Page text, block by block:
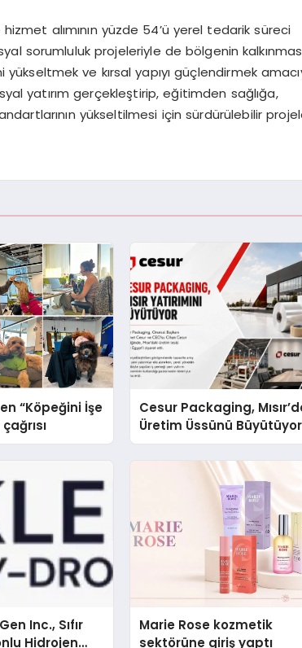
alımının yüzde 54’ü yerel tedarik süreci
sorumluluk projeleriyle de bölgenin
ve kırsal yapıyı güçlendirmek
yatırım gerçekleştirip, eğitimden sağlığa,
yükseltilmesi için sürdürülebilir
“Köpeğini İşe
Cesur Packaging,
Üretim Üssünü Büyütüyor
Inc., Sıfır
Hidrojen
Marie Rose kozmetik
sektörüne giriş yaptı